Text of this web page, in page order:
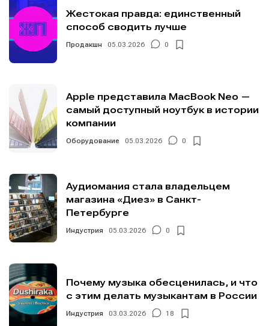
Жестокая правда: единственный
способ сводить лучше
Продакшн 05.03.2026 0
Apple представила MacBook Neo —
самый доступный ноутбук в истории
компании
Оборудование 05.03.2026 0
Аудиомания стала владельцем
магазина «Диез» в Санкт-
Петербурге
Индустрия 05.03.2026 0
Почему музыка обесценилась, и что
с этим делать музыкантам в России
Индустрия 03.03.2026 18